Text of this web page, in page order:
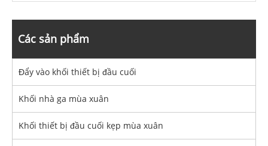
Các sản phẩm
Đẩy vào khối thiết bị đầu cuối
Khối nhà ga mùa xuân
Khối thiết bị đầu cuối kẹp mùa xuân